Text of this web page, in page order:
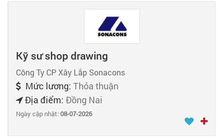
Kỹ sư shop drawing
Công Ty CP Xây Lắp Sonacons
Mức lương: Thỏa thuận
Địa điểm: Đồng Nai
Ngày cập nhật:08-07-2026